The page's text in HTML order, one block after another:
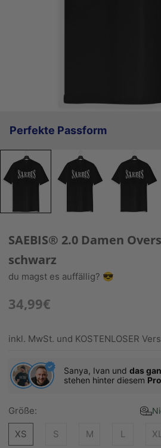
Perfekte Passform
SAEBIS® 2.0 Damen
schwarz
du magst es auffällig? 😎
34,99€
inkl. MwSt. und KOSTENLOSER
Sanya, Ivan und das
stehen hinter diesem
Größe:
XS S M L